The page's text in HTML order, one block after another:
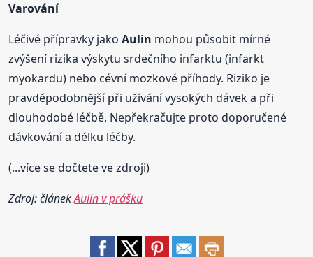
Varování
Léčivé přípravky jakoAulin mohou působit mírné
zvýšení rizika výskytu srdečního infarktu (infarkt
myokardu) nebo cévní mozkové příhody. Riziko je
pravděpodobnější při užívání vysokých dávek a při
dlouhodobé léčbě. Nepřekračujte proto doporučené
dávkování a délku léčby.
(...více se dočtete ve zdroji)
Zdroj: článekAulin v prášku